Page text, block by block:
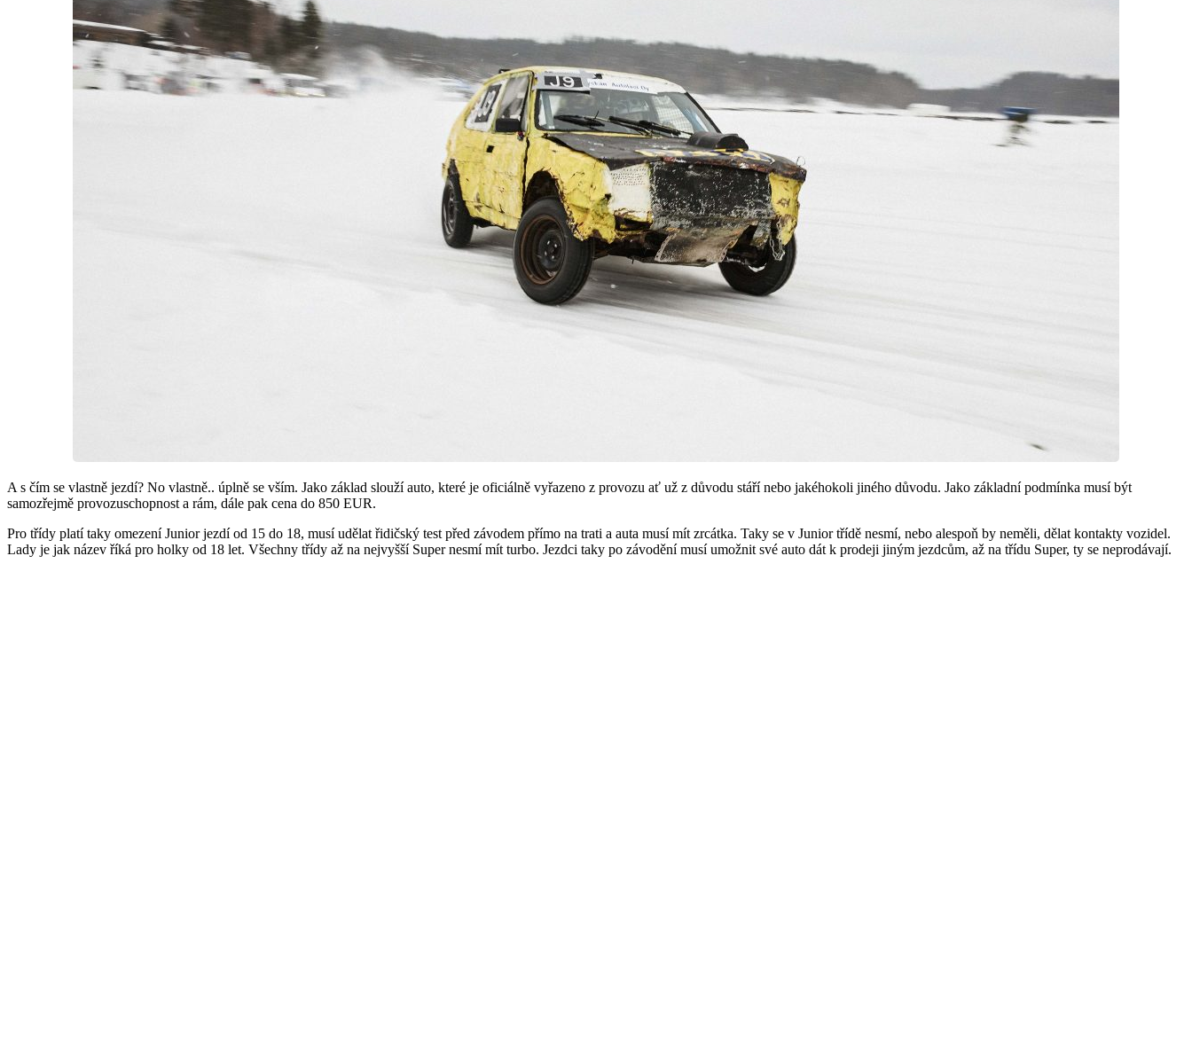
A s čím se vlastně jezdí? No vlastně.. úplně se vším. Jako základ slouží auto, které je oficiálně vyřazeno z provozu ať už z důvodu stáří nebo jakéhokoli jiného důvodu. Jako základní podmínka musí být
samozřejmě provozuschopnost a rám, dále pak cena do 850 EUR.
Pro třídy platí taky omezení Junior jezdí od 15 do 18, musí udělat řidičský test před závodem přímo na trati a auta musí mít zrcátka. Taky se v Junior třídě nesmí, nebo alespoň by neměli, dělat kontakty vozidel.
Lady je jak název říká pro holky od 18 let. Všechny třídy až na nejvyšší Super nesmí mít turbo. Jezdci taky po závodění musí umožnit své auto dát k prodeji jiným jezdcům, až na třídu Super, ty se neprodávají.